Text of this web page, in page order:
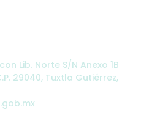
Lib. Norte S/N Anexo 1B
29040, Tuxtla Gutiérrez,